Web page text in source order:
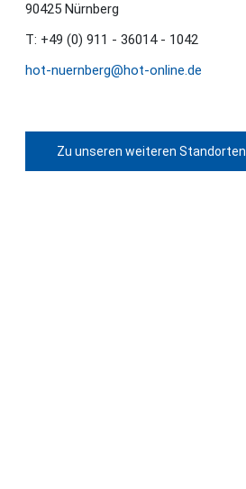
90425 Nürnberg
T: +49 (0) 911 - 36014 - 1042
hot-nuernberg@hot-online.de
Zu unseren weiteren Standorten